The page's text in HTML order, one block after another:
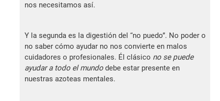
nos necesitamos así.
Y la segunda es la digestión del “no puedo”. No poder o
no saber cómo ayudar no nos convierte en malos
cuidadores o profesionales. Él clásico no se puede
ayudar a todo el mundodebe estar presente en
nuestras azoteas mentales.